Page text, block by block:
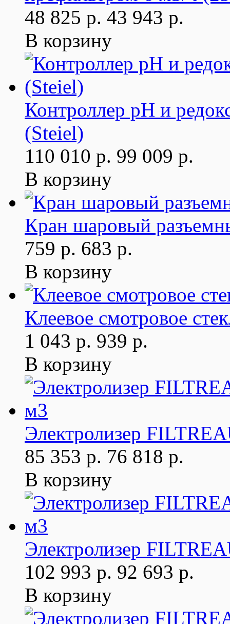
48 825 р. 43 943 р.
В корзину
Контроллер рН и
(Steiel)
110 010 р. 99 009 р.
В корзину
Кран шаровый
759 р. 683 р.
В корзину
Клеевое смотровое
1 043 р. 939 р.
В корзину
Электролизер
85 353 р. 76 818 р.
В корзину
Электролизер
102 993 р. 92 693 р.
В корзину